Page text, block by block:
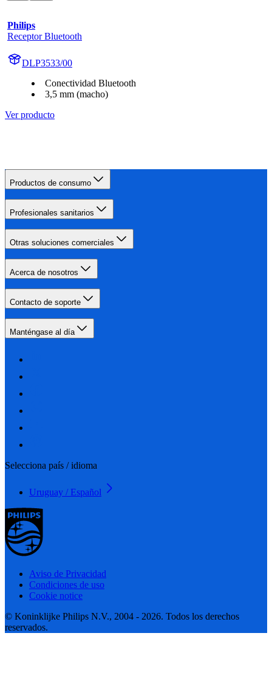
Philips
Receptor Bluetooth
DLP3533/00
Conectividad Bluetooth
3,5 mm (macho)
Ver producto
Productos de consumo
Profesionales sanitarios
Otras soluciones comerciales
Acerca de nosotros
Contacto de soporte
Manténgase al día
Selecciona país / idioma
Uruguay / Español
Aviso de Privacidad
Condiciones de uso
Cookie notice
© Koninklijke Philips N.V., 2004 - 2026. Todos los derechos
reservados.